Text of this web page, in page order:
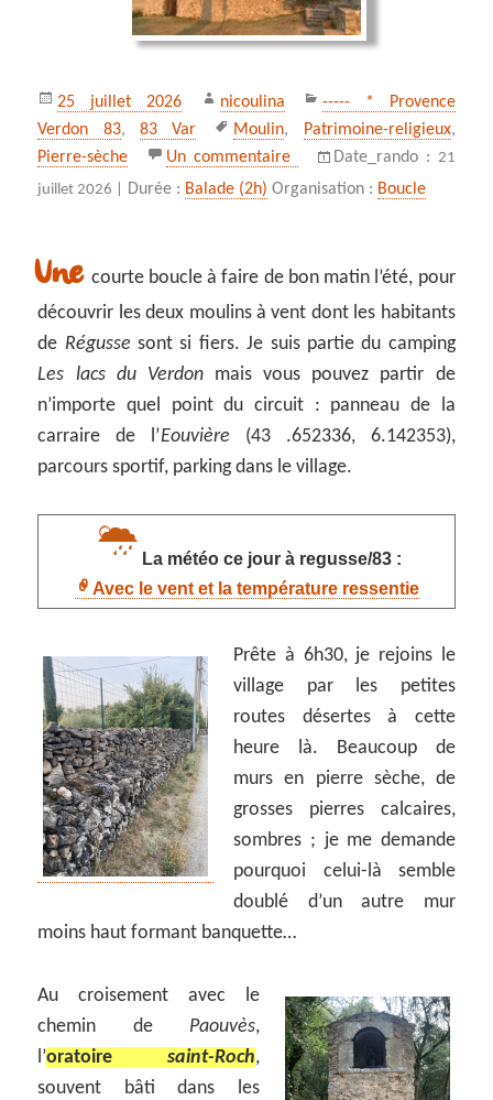
Publié
le
25 juillet 2026 Auteur
nicoulina Catégories
----- * Provence
Verdon 83, 83 Var
Mots-
clés
Moulin, Patrimoine-religieux,
Pierre-sèche
Un commentaire sur Les moulins de Régusse
Date_rando : 21
juillet 2026 |
Durée : Balade (2h) Organisation : Boucle
Une courte boucle à faire de bon matin l’été, pour
découvrir les deux moulins à vent dont les habitants
de Régusse sont si fiers. Je suis partie du camping
Les lacs du Verdonmais vous pouvez partir de
n’importe quel point du circuit : panneau de la
carraire de l’Eouvière (43 .652336, 6.142353),
parcours sportif, parking dans le village.
La météo ce jour à regusse/83 :
Avec le vent et la température ressentie
Prête à 6h30, je rejoins le
village par les petites
routes désertes à cette
heure là. Beaucoup de
murs en pierre sèche, de
grosses pierres calcaires,
sombres ; je me demande
pourquoi celui-là semble
doublé d’un autre mur
moins haut formant banquette…
Au croisement avec le
chemin de Paouvès,
l’oratoire saint-Roch,
souvent bâti dans les